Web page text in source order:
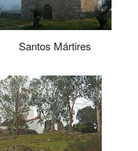
Santos Mártires